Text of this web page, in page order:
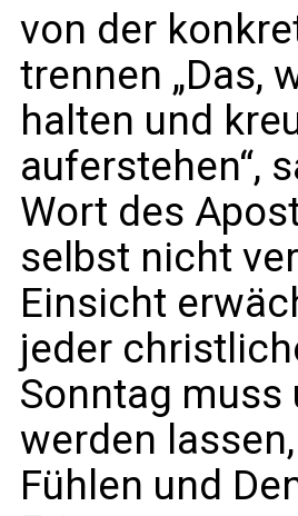
von der
trennen „Das,
halten und
auferstehen“,
Wort des
selbst nicht
Einsicht
jeder
Sonntag muss
werden
Fühlen und